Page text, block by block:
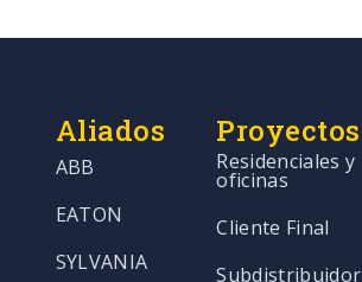
Aliados Proyectos
ABB
EATON
SYLVANIA
Residenciales y
oficinas
Cliente Final
Subdistribuidor